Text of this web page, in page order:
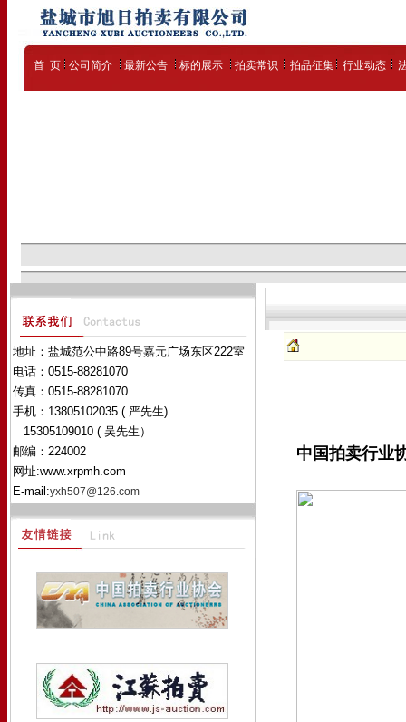
首 页 公司简介 最新公告 标的展示 拍卖常识 拍品征集 行业动态
地址：盐城范公中路89号嘉元广场东区222室
电话：0515-88281070
传真：0515-88281070
手机：13805102035 ( 严先生)
15305109010 ( 吴先生）
邮编：224002
网址:www.xrpmh.com
E-mail:yxh507@126.com
中国拍卖行业